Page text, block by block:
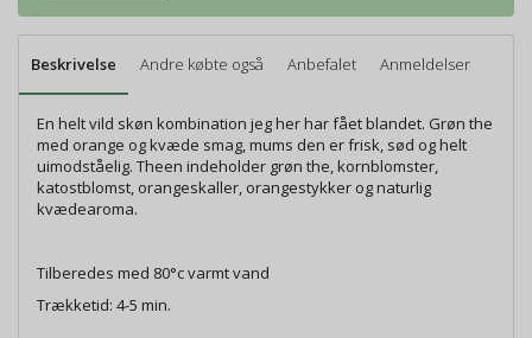
Beskrivelse Andre købte også Anbefalet Anmeldelser
En helt vild skøn kombination jeg her har fået blandet. Grøn the
med orange og kvæde smag, mums den er frisk, sød og helt
uimodståelig. Theen indeholder grøn the, kornblomster,
katostblomst, orangeskaller, orangestykker og naturlig
kvædearoma.
Tilberedes med 80°c varmt vand
Trækketid: 4-5 min.